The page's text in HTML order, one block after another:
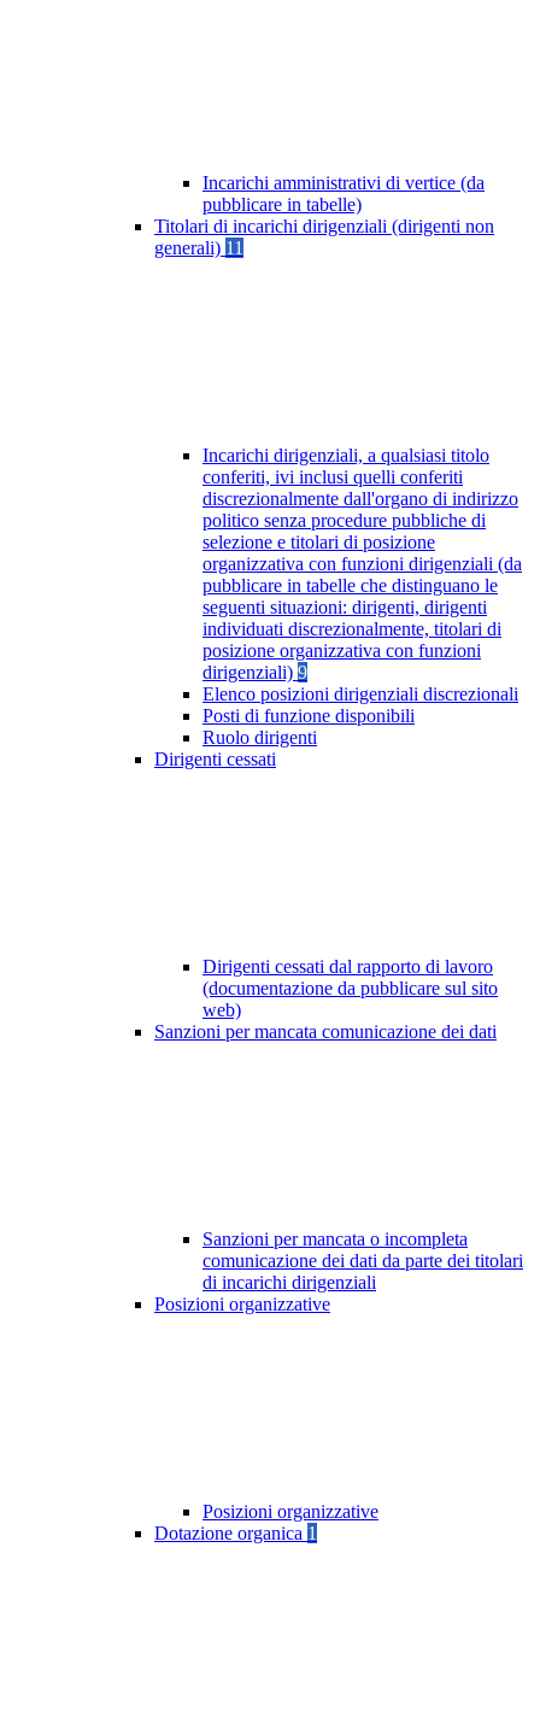
Incarichi amministrativi di vertice (da
pubblicare in tabelle)
Titolari di incarichi dirigenziali (dirigenti non
generali) 11
Incarichi dirigenziali, a qualsiasi titolo
conferiti, ivi inclusi quelli conferiti
discrezionalmente dall'organo di indirizzo
politico senza procedure pubbliche di
selezione e titolari di posizione
organizzativa con funzioni dirigenziali (da
pubblicare in tabelle che distinguano le
seguenti situazioni: dirigenti, dirigenti
individuati discrezionalmente, titolari di
posizione organizzativa con funzioni
dirigenziali) 9
Elenco posizioni dirigenziali discrezionali
Posti di funzione disponibili
Ruolo dirigenti
Dirigenti cessati
Dirigenti cessati dal rapporto di lavoro
(documentazione da pubblicare sul sito
web)
Sanzioni per mancata comunicazione dei dati
Sanzioni per mancata o incompleta
comunicazione dei dati da parte dei titolari
di incarichi dirigenziali
Posizioni organizzative
Posizioni organizzative
Dotazione organica 1